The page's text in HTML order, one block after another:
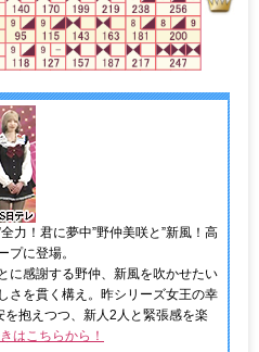
力！君に夢中”野仲美咲と”新風！高
プに登場。
に感謝する野仲、新風を吹かせたい
さを貫く構え。昨シリーズ女王の幸
抱えつつ、新人2人と緊張感を楽
こちらから！